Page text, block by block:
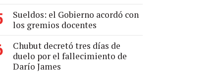
Sueldos: el Gobierno acordó con
los gremios docentes
Chubut decretó tres días de
duelo por el fallecimiento de
Darío James